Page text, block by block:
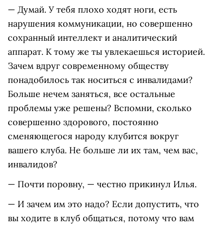
— Думай. У тебя плохо ходят ноги, есть
нарушения коммуникации, но совершенно
сохранный интеллект и аналитический
аппарат. К тому же ты увлекаешься историей.
Зачем вдруг современному обществу
понадобилось так носиться с инвалидами?
Больше нечем заняться, все остальные
проблемы уже решены? Вспомни, сколько
совершенно здорового, постоянно
сменяющегося народу клубится вокруг
вашего клуба. Не больше ли их там, чем вас,
инвалидов?
— Почти поровну, — честно прикинул Илья.
— И зачем им это надо? Если допустить, что
вы ходите в клуб общаться, потому что вам